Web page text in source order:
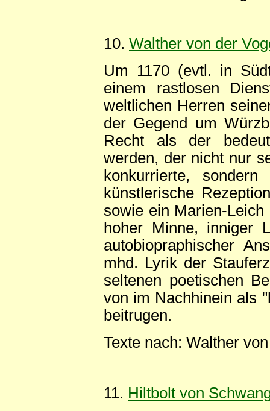
10. Walther von der
Um 1170 (evtl. in
einem rastlosen
weltlichen Herren
der Gegend um
Recht als der
werden, der nicht nur
konkurrierte,
künstlerische
sowie ein Marien-
hoher Minne, inniger
autobiopraphischer
mhd. Lyrik der
seltenen poetischen
von im Nachhinein als
beitrugen.
Texte nach: Walther
11. Hiltbolt von